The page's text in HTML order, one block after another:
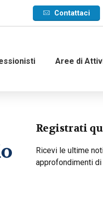
Contattaci
Aree di
Contenzioso e
Registrati
Ricevi le ultime
approfondimenti